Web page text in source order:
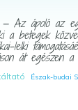
— Az ápoló az
a betegek
lelki
át egészen a
Észak-budai